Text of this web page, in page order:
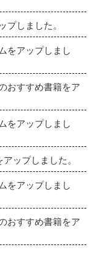
しました。
をアップしまし
おすすめ書籍をア
をアップしまし
ップしました。
をアップしまし
おすすめ書籍をア